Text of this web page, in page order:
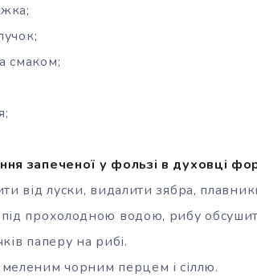
смаком;
запеченої у фользі в духовці
від луски, видалити зябра,
прохолодною водою, рибу
паперу на рибі.
чорним перцем і сіллю.